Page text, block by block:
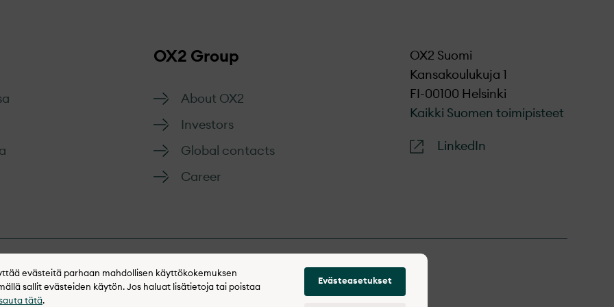
OX2 Group
About OX2
Investors
Global contacts
Career
OX2 Suomi
Kansakoulukuja 1
FI-00100 Helsinki
Kaikki Suomen toimipisteet
LinkedIn
evästeitä parhaan mahdollisen käyttökokemuksen
sallit evästeiden käytön. Jos haluat lisätietoja tai poistaa
tätä.
Evästeasetukset